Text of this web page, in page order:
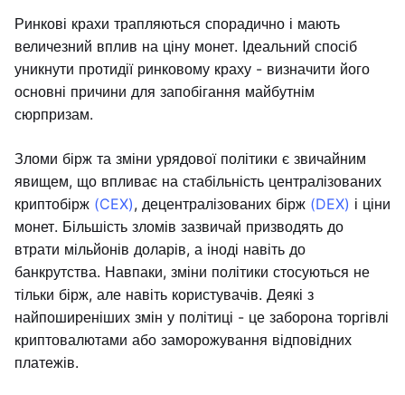
Ринкові крахи трапляються спорадично і мають
величезний вплив на ціну монет. Ідеальний спосіб
уникнути протидії ринковому краху - визначити його
основні причини для запобігання майбутнім
сюрпризам.
Зломи бірж та зміни урядової політики є звичайним
явищем, що впливає на стабільність централізованих
криптобірж (CEX), децентралізованих бірж (DEX) і ціни
монет. Більшість зломів зазвичай призводять до
втрати мільйонів доларів, а іноді навіть до
банкрутства. Навпаки, зміни політики стосуються не
тільки бірж, але навіть користувачів. Деякі з
найпоширеніших змін у політиці - це заборона торгівлі
криптовалютами або заморожування відповідних
платежів.